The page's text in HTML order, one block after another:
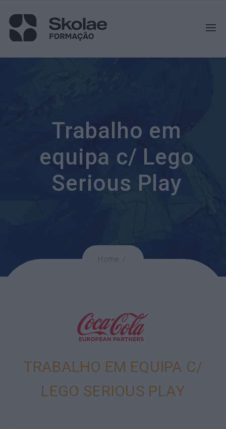
Trabalho em
equipa c/ Lego
Serious Play
TRABALHO EM EQUIPA C/
LEGO SERIOUS PLAY